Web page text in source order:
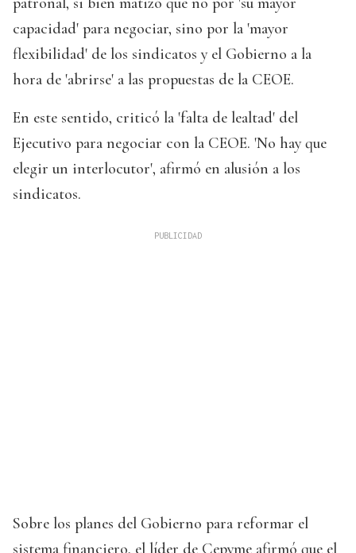
capacidad' para negociar, sino por la 'mayor
flexibilidad' de los sindicatos y el Gobierno a la
hora de 'abrirse' a las propuestas de la CEOE.
En este sentido, criticó la 'falta de lealtad' del
Ejecutivo para negociar con la CEOE. 'No hay que
elegir un interlocutor', afirmó en alusión a los
sindicatos.
Sobre los planes del Gobierno para reformar el